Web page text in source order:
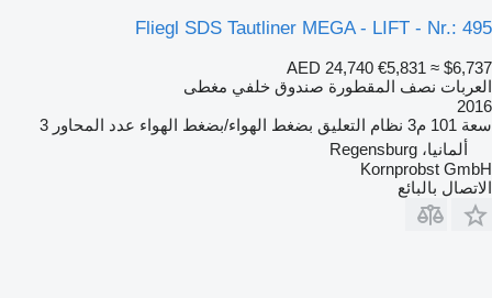
Fliegl SDS Tautliner MEGA - LIFT - Nr.: 495
AED 24,740 €5,831 ≈ $6,737
العربات نصف المقطورة صندوق خلفي مغطى
2016
سعة 101 م3 نظام التعليق بضغط الهواء/بضغط الهواء عدد المحاور 3
ألمانيا، Regensburg
Kornprobst GmbH
الاتصال بالبائع